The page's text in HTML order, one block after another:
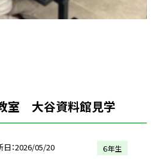
室 大谷資料館見学
日 2026/05/20 ６年生